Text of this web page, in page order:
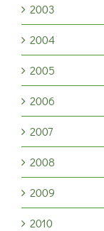
2003
2004
2005
2006
2007
2008
2009
2010